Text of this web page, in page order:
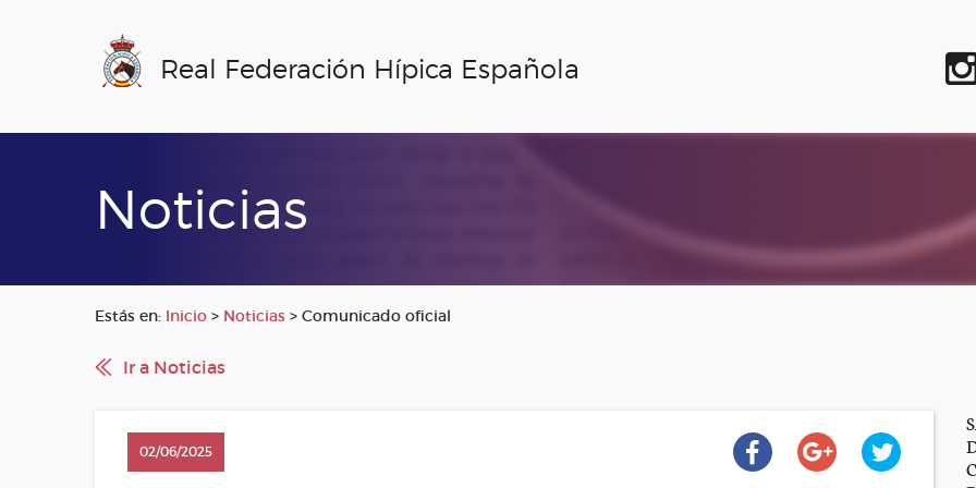
Real Federación Hípica Española
Noticias
Estás en: Inicio > Noticias > Comunicado oficial
Ir a Noticias
02/06/2025